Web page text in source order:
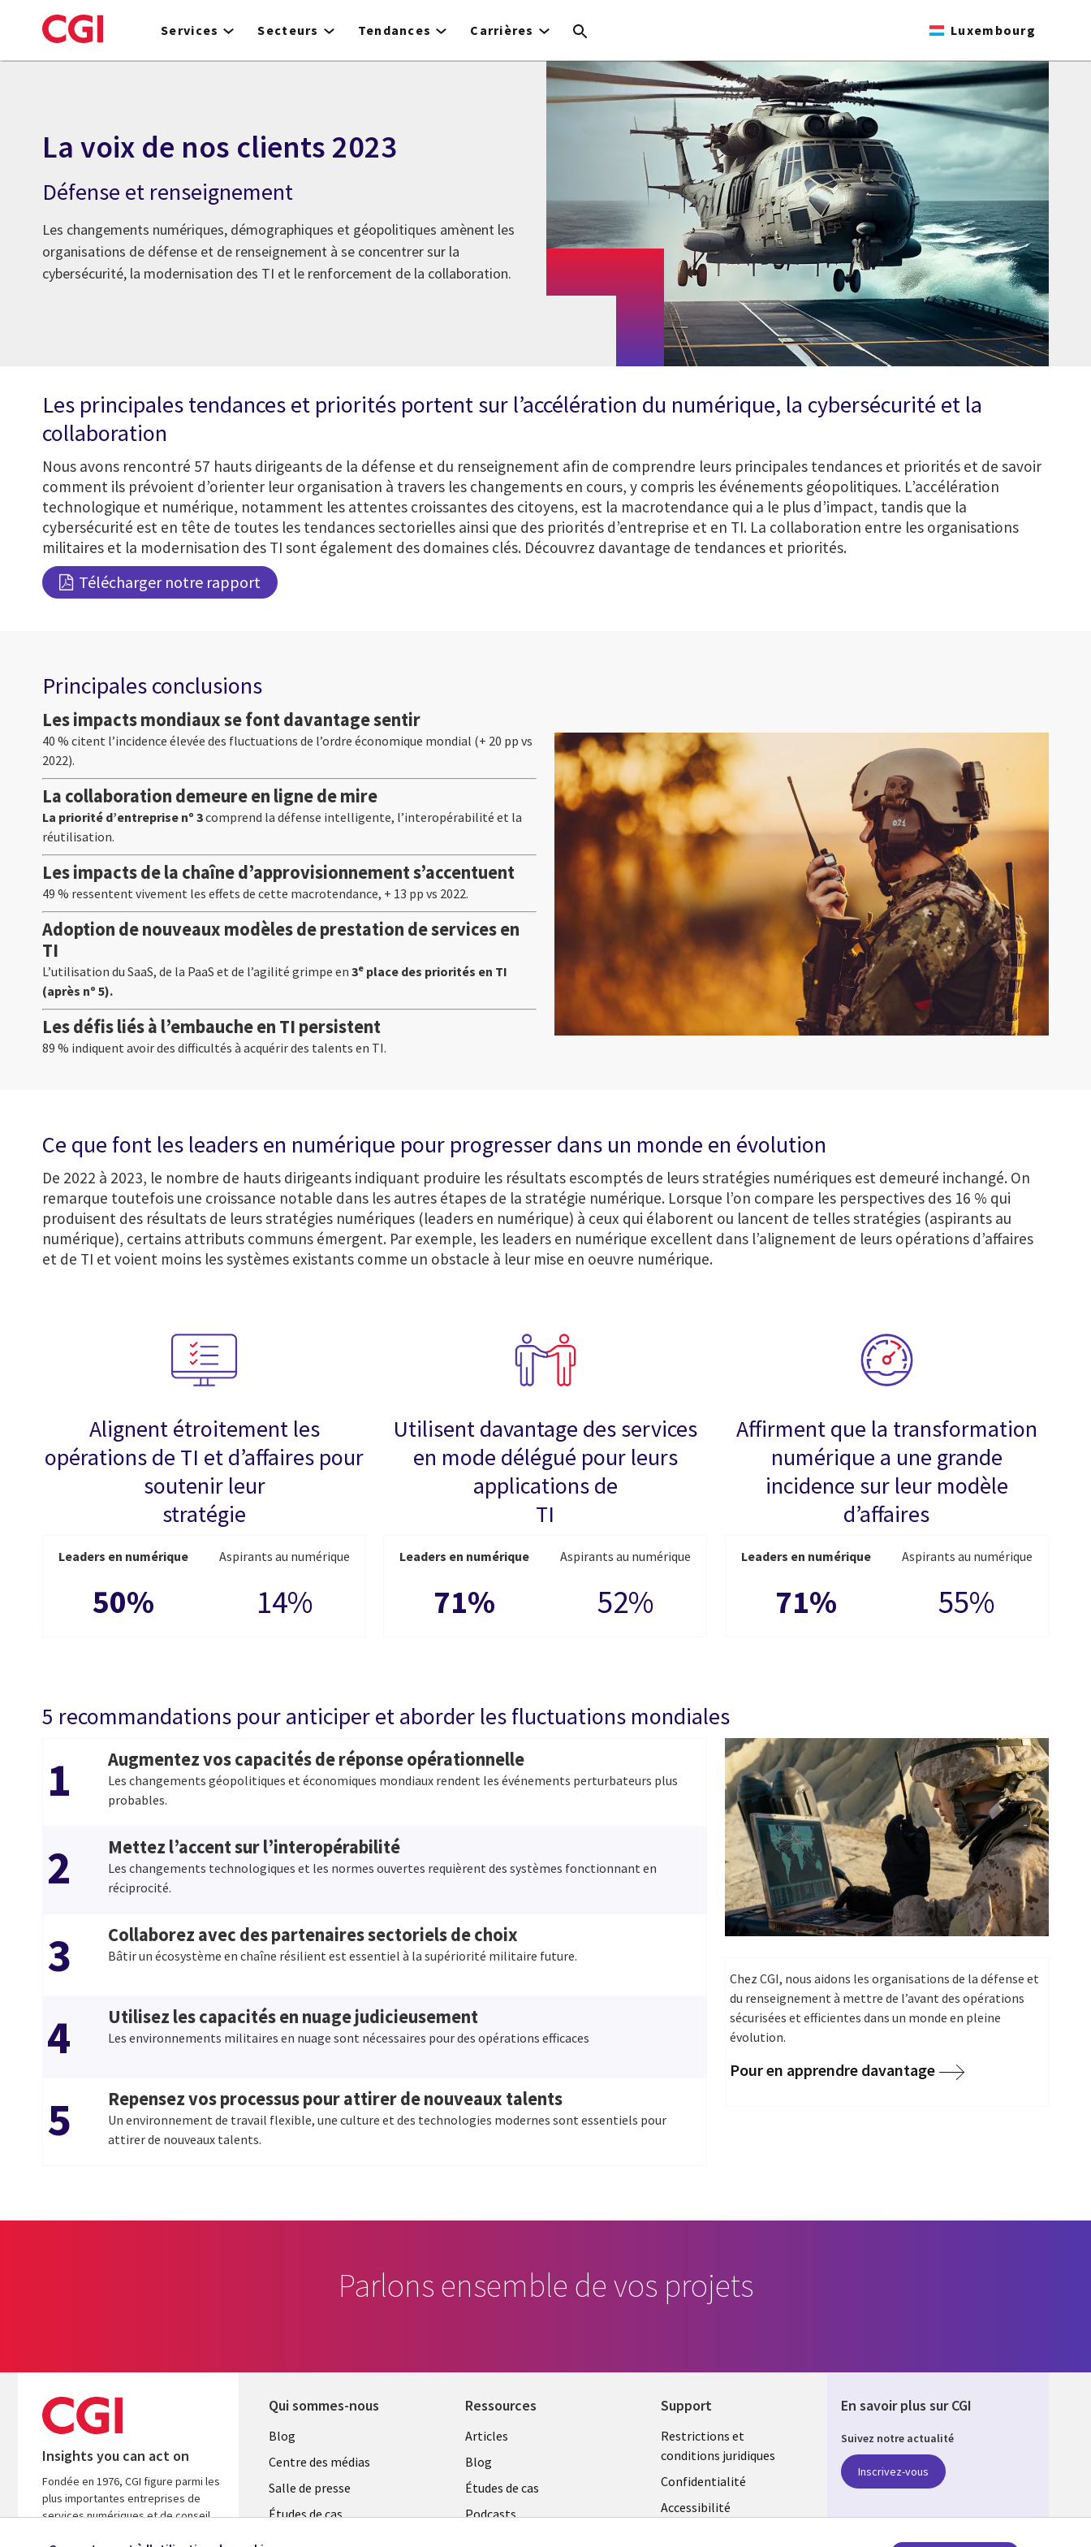
to
Services Secteurs Tendances Carrières Luxembourg
La voix de nos clients 2023
Défense et renseignement
Les changements numériques, démographiques et géopolitiques amènent les
organisations de défense et de renseignement à se concentrer sur la
cybersécurité, la modernisation des TI et le renforcement de la collaboration.
Les principales tendances et priorités portent sur l’accélération du numérique, la cybersécurité et la
collaboration
Nous avons rencontré 57 hauts dirigeants de la défense et du renseignement afin de comprendre leurs principales tendances et priorités et de savoir
comment ils prévoient d’orienter leur organisation à travers les changements en cours, y compris les événements géopolitiques. L’accélération
technologique et numérique, notamment les attentes croissantes des citoyens, est la macrotendance qui a le plus d’impact, tandis que la
cybersécurité est en tête de toutes les tendances sectorielles ainsi que des priorités d’entreprise et en TI. La collaboration entre les organisations
militaires et la modernisation des TI sont également des domaines clés. Découvrez davantage de tendances et priorités.
Télécharger notre rapport
Principales conclusions
Les impacts mondiaux se font davantage sentir
40 % citent l’incidence élevée des fluctuations de l’ordre économique mondial (+ 20 pp vs
2022).
La collaboration demeure en ligne de mire
La priorité d’entreprise nº 3comprend la défense intelligente, l’interopérabilité et la
réutilisation.
Les impacts de la chaîne d’approvisionnement s’accentuent
49 % ressentent vivement les effets de cette macrotendance, + 13 pp vs 2022.
Adoption de nouveaux modèles de prestation de services en
TI
L’utilisation du SaaS, de la PaaS et de l’agilité grimpe en 3e place des priorités en TI
(après nº 5).
Les défis liés à l’embauche en TI persistent
89 % indiquent avoir des difficultés à acquérir des talents en TI.
Ce que font les leaders en numérique pour progresser dans un monde en évolution
De 2022 à 2023, le nombre de hauts dirigeants indiquant produire les résultats escomptés de leurs stratégies numériques est demeuré inchangé. On
remarque toutefois une croissance notable dans les autres étapes de la stratégie numérique. Lorsque l’on compare les perspectives des 16 % qui
produisent des résultats de leurs stratégies numériques (leaders en numérique) à ceux qui élaborent ou lancent de telles stratégies (aspirants au
numérique), certains attributs communs émergent. Par exemple, les leaders en numérique excellent dans l’alignement de leurs opérations d’affaires
et de TI et voient moins les systèmes existants comme un obstacle à leur mise en oeuvre numérique.
Alignent étroitement les
opérations de TI et d’affaires pour
soutenir leur
stratégie
Leaders en numérique
50%
Aspirants au numérique
14%
Utilisent davantage des services
en mode délégué pour leurs
applications de
TI
Leaders en numérique
71%
Aspirants au numérique
52%
Affirment que la transformation
numérique a une grande
incidence sur leur modèle
d’affaires
Leaders en numérique
71%
Aspirants au numérique
55%
5 recommandations pour anticiper et aborder les fluctuations mondiales
1 Augmentez vos capacités de réponse opérationnelle
Les changements géopolitiques et économiques mondiaux rendent les événements perturbateurs plus
probables.
2 Mettez l’accent sur l’interopérabilité
Les changements technologiques et les normes ouvertes requièrent des systèmes fonctionnant en
réciprocité.
3 Collaborez avec des partenaires sectoriels de choix
Bâtir un écosystème en chaîne résilient est essentiel à la supériorité militaire future.
4 Utilisez les capacités en nuage judicieusement
Les environnements militaires en nuage sont nécessaires pour des opérations efficaces
5 Repensez vos processus pour attirer de nouveaux talents
Un environnement de travail flexible, une culture et des technologies modernes sont essentiels pour
attirer de nouveaux talents.
Chez CGI, nous aidons les organisations de la défense et
du renseignement à mettre de l’avant des opérations
sécurisées et efficientes dans un monde en pleine
évolution.
Pour en apprendre davantage
Parlons ensemble de vos projets
Insights you can act on
Fondée en 1976, CGI figure parmi les
plus importantes entreprises de
services numériques et de conseil
Qui sommes-nous
Useful
links
LUXEMBOURG
Blog
Centre des médias
Salle de presse
Études de cas
Ressources
Library
Links
SECTIONS
FR
Articles
Blog
Études de cas
Podcasts
Support
Legal
SECTIONS
FR
Restrictions et
conditions juridiques
Confidentialité
Accessibilité
En savoir plus sur CGI
Suivez notre actualité
Inscrivez-vous